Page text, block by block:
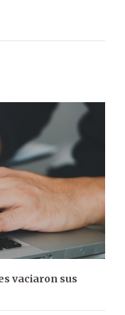
vaciaron sus